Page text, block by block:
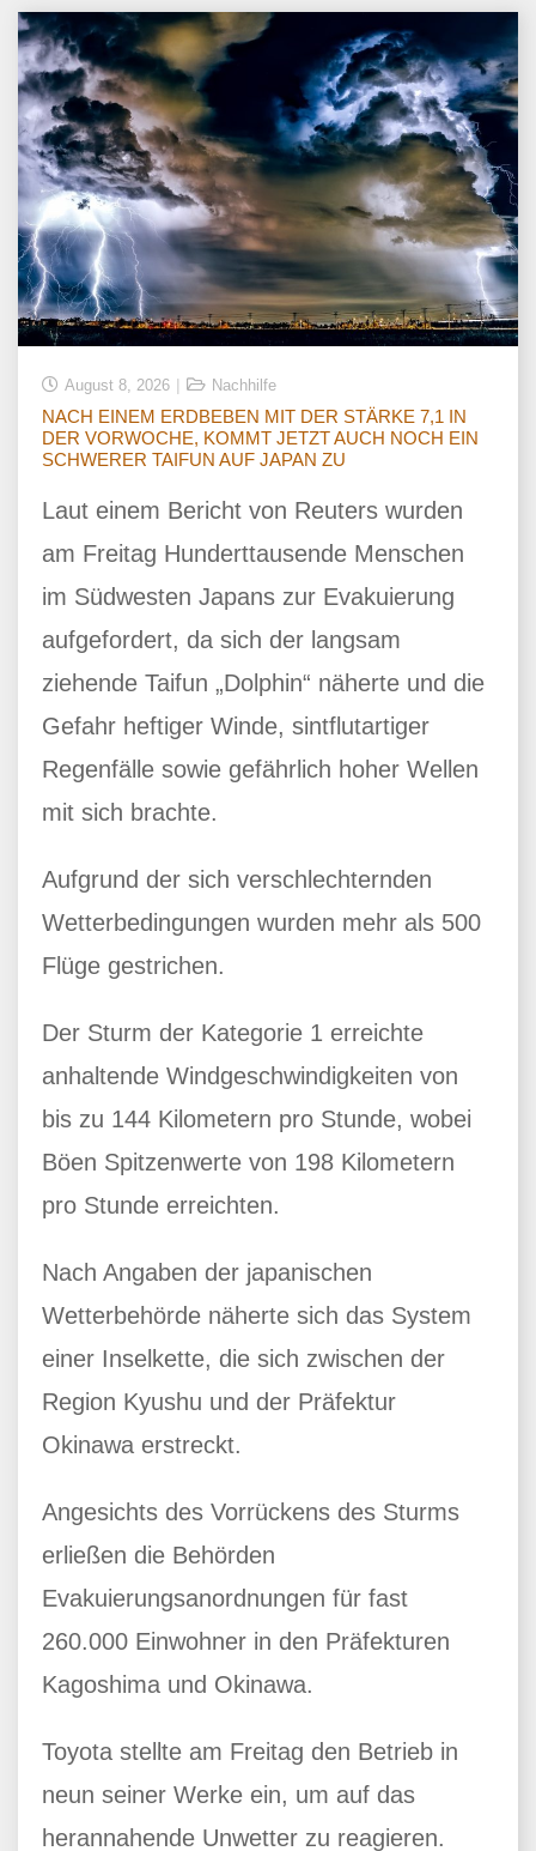
August 8, 2026 Nachhilfe
NACH EINEM ERDBEBEN MIT DER STÄRKE 7,1 IN
DER VORWOCHE, KOMMT JETZT AUCH NOCH EIN
SCHWERER TAIFUN AUF JAPAN ZU
Laut einem Bericht von Reuters wurden
am Freitag Hunderttausende Menschen
im Südwesten Japans zur Evakuierung
aufgefordert, da sich der langsam
ziehende Taifun „Dolphin“ näherte und die
Gefahr heftiger Winde, sintflutartiger
Regenfälle sowie gefährlich hoher Wellen
mit sich brachte.
Aufgrund der sich verschlechternden
Wetterbedingungen wurden mehr als 500
Flüge gestrichen.
Der Sturm der Kategorie 1 erreichte
anhaltende Windgeschwindigkeiten von
bis zu 144 Kilometern pro Stunde, wobei
Böen Spitzenwerte von 198 Kilometern
pro Stunde erreichten.
Nach Angaben der japanischen
Wetterbehörde näherte sich das System
einer Inselkette, die sich zwischen der
Region Kyushu und der Präfektur
Okinawa erstreckt.
Angesichts des Vorrückens des Sturms
erließen die Behörden
Evakuierungsanordnungen für fast
260.000 Einwohner in den Präfekturen
Kagoshima und Okinawa.
Toyota stellte am Freitag den Betrieb in
neun seiner Werke ein, um auf das
herannahende Unwetter zu reagieren.